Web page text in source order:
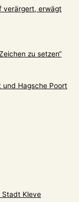
verärgert, erwägt
zu setzen“
und Hagsche Poort
Stadt Kleve